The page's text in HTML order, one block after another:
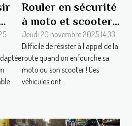
Rouler en sécurité
à moto et scooter :
les clés d'une
conduite
responsable
Jeudi 20 novembre 2025 14:33
Difficile de résister à l'appel de la
route quand on enfourche sa
moto ou son scooter ! Ces
véhicules ont...